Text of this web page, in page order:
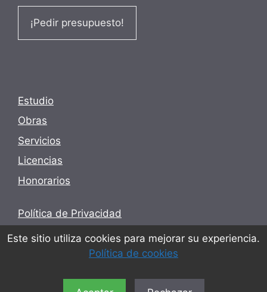
Este sitio utiliza cookies para mejorar su experiencia.
Política de cookies
¡Pedir presupuesto!
Estudio
Obras
Servicios
Licencias
Honorarios
Política de Privacidad
Términos y condiciones
Política de cookies